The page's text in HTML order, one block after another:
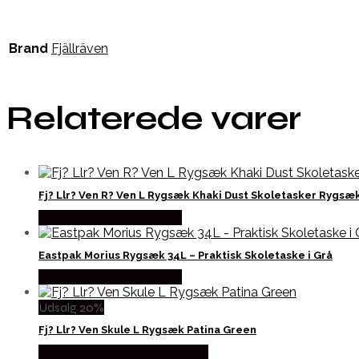
Brand Fjällräven
Relaterede varer
Fj? Llr? Ven R? Ven L Rygsæk Khaki Dust Skoletasker
Eastpak Morius Rygsæk 34L – Praktisk Skoletaske i Grå
Udsalg 20%
Fj? Llr? Ven Skule L Rygsæk Patina Green